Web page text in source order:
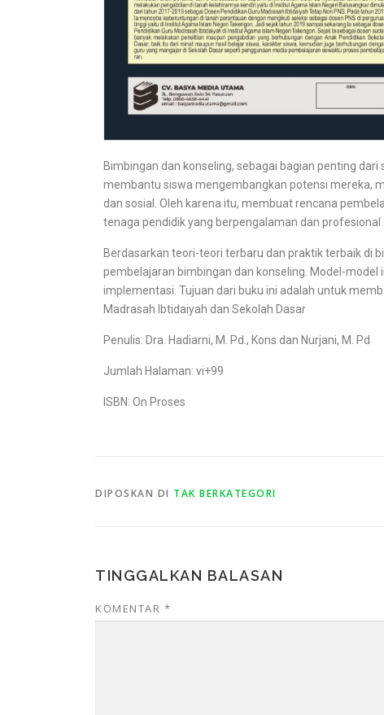
Bimbingan dan konseling, sebagai bagian penting
membantu siswa mengembangkan potensi mereka,
dan sosial. Oleh karena itu, membuat rencana
tenaga pendidik yang berpengalaman dan profesional
Berdasarkan teori-teori terbaru dan praktik terbaik di
pembelajaran bimbingan dan konseling. Model-
implementasi. Tujuan dari buku ini adalah untuk
Madrasah Ibtidaiyah dan Sekolah Dasar
Penulis: Dra. Hadiarni, M. Pd., Kons dan Nurjani, M. Pd
Jumlah Halaman: vi+99
ISBN: On Proses
DIPOSKAN DI TAK BERKATEGORI
TINGGALKAN BALASAN
KOMENTAR *